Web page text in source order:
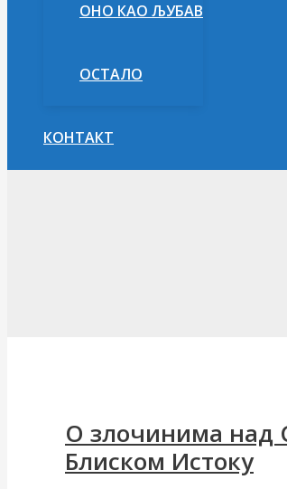
ОНО КАО ЉУБАВ
ОСТАЛО
КОНТАКТ
О злочинима над
Блиском Истоку